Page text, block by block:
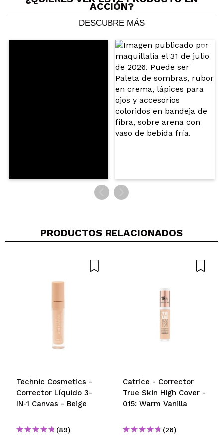
Compartir un vídeo o una foto
Tu vídeo podría ser el primero. Imagínatelo...
¿Recomendarías su compra? Si No
5/5
ACCIÓN?
DESCUBRE MÁS
PRODUCTOS RELACIONADOS
Technic Cosmetics -
Corrector Líquido 3-
IN-1 Canvas - Beige
(89)
Catrice - Corrector
True Skin High Cover -
015: Warm Vanilla
(26)